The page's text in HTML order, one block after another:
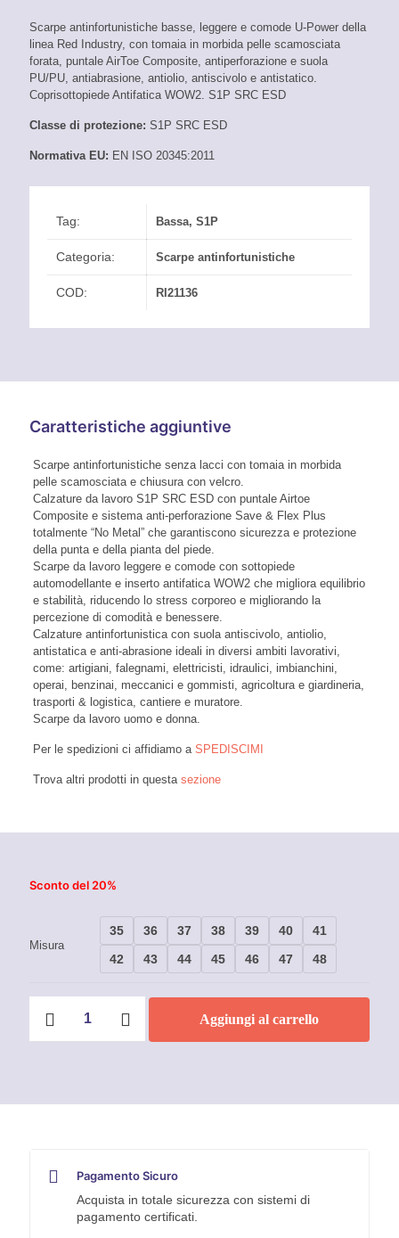
Scarpe antinfortunistiche basse, leggere e comode U-Power della
linea Red Industry, con tomaia in morbida pelle scamosciata
forata, puntale AirToe Composite, antiperforazione e suola
PU/PU, antiabrasione, antiolio, antiscivolo e antistatico.
Coprisottopiede Antifatica WOW2. S1P SRC ESD
Classe di protezione: S1P SRC ESD
Normativa EU: EN ISO 20345:2011
Tag: Bassa, S1P
Categoria: Scarpe antinfortunistiche
COD: RI21136
Caratteristiche aggiuntive
Scarpe antinfortunistiche senza lacci con tomaia in morbida
pelle scamosciata e chiusura con velcro.
Calzature da lavoro S1P SRC ESD con puntale Airtoe
Composite e sistema anti-perforazione Save & Flex Plus
totalmente “No Metal” che garantiscono sicurezza e protezione
della punta e della pianta del piede.
Scarpe da lavoro leggere e comode con sottopiede
automodellante e inserto antifatica WOW2 che migliora equilibrio
e stabilità, riducendo lo stress corporeo e migliorando la
percezione di comodità e benessere.
Calzature antinfortunistica con suola antiscivolo, antiolio,
antistatica e anti-abrasione ideali in diversi ambiti lavorativi,
come: artigiani, falegnami, elettricisti, idraulici, imbianchini,
operai, benzinai, meccanici e gommisti, agricoltura e giardineria,
trasporti & logistica, cantiere e muratore.
Scarpe da lavoro uomo e donna.
Per le spedizioni ci affidiamo a SPEDISCIMI
Trova altri prodotti in questa sezione
Sconto del 20%
Misura
35 36 37 38 39 40
41
42
43 44 45 46 47 48
antinfortunistiche
U-
Oslo
Aggiungi al carrello
Pagamento Sicuro
Acquista in totale sicurezza con sistemi di
pagamento certificati.